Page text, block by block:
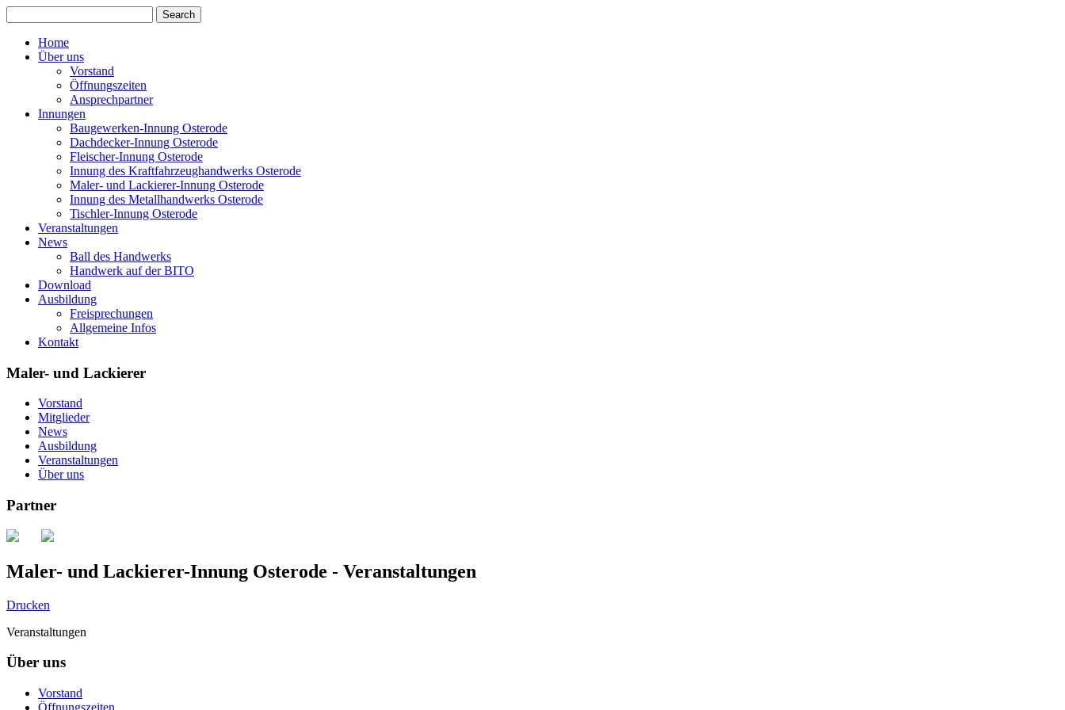
Home
Über uns
Vorstand
Öffnungszeiten
Ansprechpartner
Innungen
Baugewerken-Innung Osterode
Dachdecker-Innung Osterode
Fleischer-Innung Osterode
Innung des Kraftfahrzeughandwerks Osterode
Maler- und Lackierer-Innung Osterode
Innung des Metallhandwerks Osterode
Tischler-Innung Osterode
Veranstaltungen
News
Ball des Handwerks
Handwerk auf der BITO
Download
Ausbildung
Freisprechungen
Allgemeine Infos
Kontakt
Maler- und Lackierer
Vorstand
Mitglieder
News
Ausbildung
Veranstaltungen
Über uns
Partner
Maler- und Lackierer-Innung Osterode - Veranstaltungen
Drucken
Veranstaltungen
Über uns
Vorstand